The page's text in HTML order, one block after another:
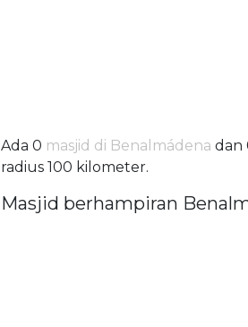
Ada 0 masjid di Benalmádena dan
radius 100 kilometer.
Masjid berhampiran